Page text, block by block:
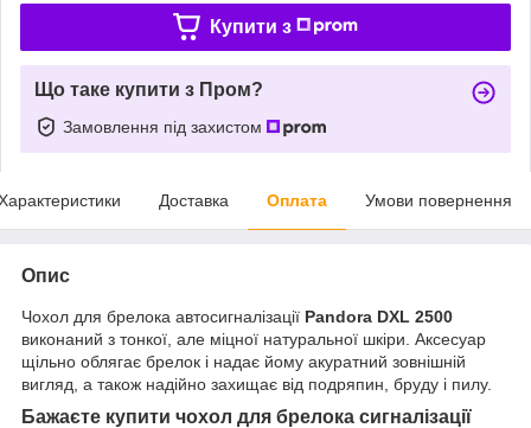
Купити з
Що таке купити з Пром?
Замовлення під захистом
Доставка Оплата Умови повернення
Опис
Чохол для брелока автосигналізації Pandora DXL 2500
виконаний з тонкої, але міцної натуральної шкіри. Аксесуар
щільно облягає брелок і надає йому акуратний зовнішній
вигляд, а також надійно захищає від подряпин, бруду і пилу.
Бажаєте купити чохол для брелока сигналізації